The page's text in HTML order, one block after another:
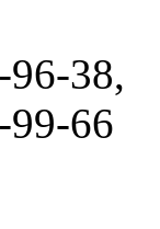
38,
99-66